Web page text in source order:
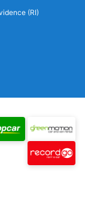
(RI)